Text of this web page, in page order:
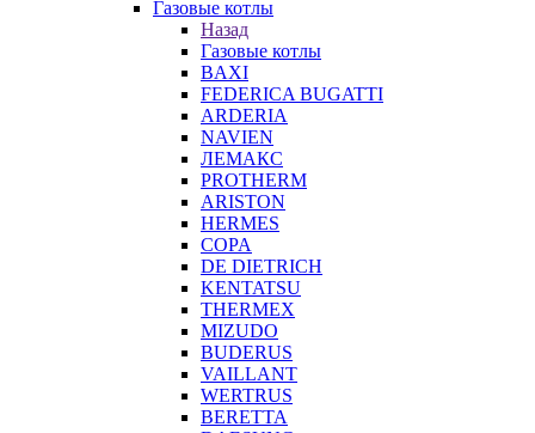
Газовые котлы
Назад
Газовые котлы
BAXI
FEDERICA BUGATTI
ARDERIA
NAVIEN
ЛЕМАКС
PROTHERM
ARISTON
HERMES
COPA
DE DIETRICH
KENTATSU
THERMEX
MIZUDO
BUDERUS
VAILLANT
WERTRUS
BERETTA